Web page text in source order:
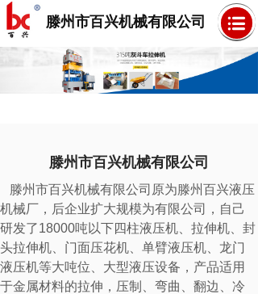
滕州市百兴机械有限公司
滕州市百兴机械有限公司原为滕州百兴液压
机械厂，后企业扩大规模为有限公司，自己
研发了18000吨以下四柱液压机、拉伸机、封
头拉伸机、门面压花机、单臂液压机、龙门
液压机等大吨位、大型液压设备，产品适用
于金属材料的拉伸，压制、弯曲、翻边、冷
滕州市百兴机械有限公司